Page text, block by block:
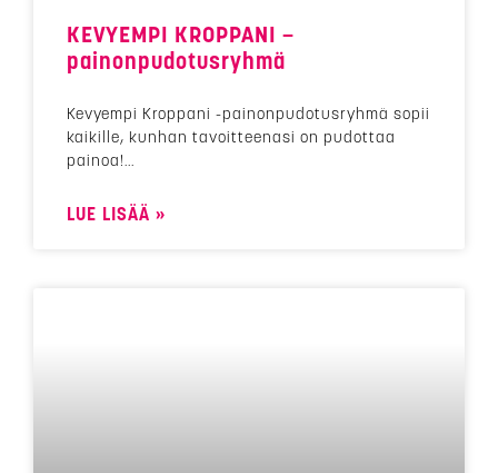
KEVYEMPI KROPPANI –
painonpudotusryhmä
Kevyempi Kroppani -painonpudotusryhmä sopii
kaikille, kunhan tavoitteenasi on pudottaa
painoa!
LUE LISÄÄ »